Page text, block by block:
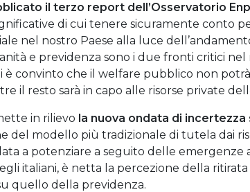
il terzo report dell’Osservatorio
di cui tenere sicuramente conto
nel nostro Paese alla luce
e previdenza sono i due fronti critici
è convinto che il welfare pubblico non
il resto sarà in capo alle risorse private
in rilievo la nuova ondata di incertezza
del modello più tradizionale di tutela dai
a potenziare a seguito delle emergenze
italiani, è netta la percezione della
quello della previdenza.